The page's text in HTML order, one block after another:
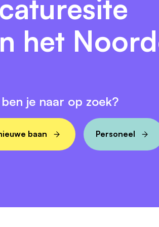
het
je naar op zoek?
baan Personeel